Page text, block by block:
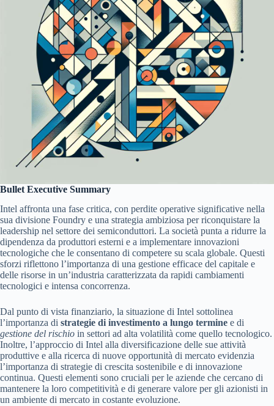
Bullet Executive Summary
Intel affronta una fase critica, con perdite operative significative nella
sua divisione Foundry e una strategia ambiziosa per riconquistare la
leadership nel settore dei semiconduttori. La società punta a ridurre la
dipendenza da produttori esterni e a implementare innovazioni
tecnologiche che le consentano di competere su scala globale. Questi
sforzi riflettono l’importanza di una gestione efficace del capitale e
delle risorse in un’industria caratterizzata da rapidi cambiamenti
tecnologici e intensa concorrenza.
Dal punto di vista finanziario, la situazione di Intel sottolinea
l’importanza di strategie di investimento a lungo termine e di
gestione del rischio in settori ad alta volatilità come quello tecnologico.
Inoltre, l’approccio di Intel alla diversificazione delle sue attività
produttive e alla ricerca di nuove opportunità di mercato evidenzia
l’importanza di strategie di crescita sostenibile e di innovazione
continua. Questi elementi sono cruciali per le aziende che cercano di
mantenere la loro competitività e di generare valore per gli azionisti in
un ambiente di mercato in costante evoluzione.